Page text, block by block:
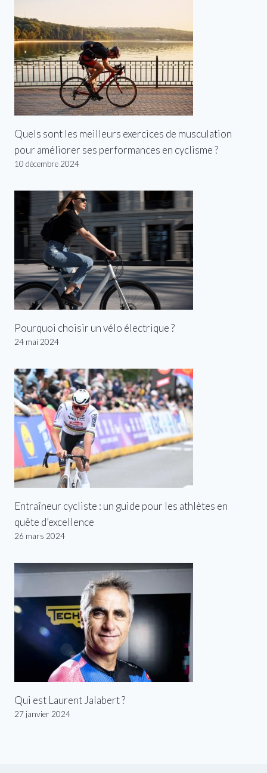
Quels sont les meilleurs exercices de musculation
pour améliorer ses performances en cyclisme ?
10 décembre 2024
Pourquoi choisir un vélo électrique ?
24 mai 2024
Entraîneur cycliste : un guide pour les athlètes en
quête d’excellence
26 mars 2024
Qui est Laurent Jalabert ?
27 janvier 2024